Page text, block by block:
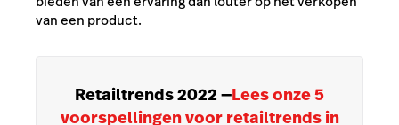
van een product.
Retailtrends 2022 —Lees onze 5
voorspellingen voor retailtrends in